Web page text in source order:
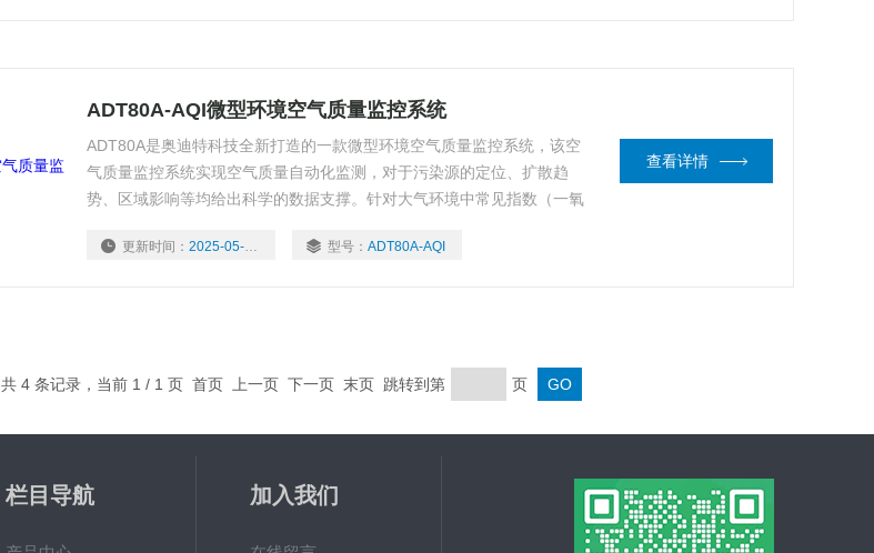
ADT80A-AQI微型环境空气质量监控系统
ADT80A是奥迪特科技全新打造的一款微型环境空气质量监控系统，该空
气质量监控系统实现空气质量自动化监测，对于污染源的定位、扩散趋
势、区域影响等均给出科学的数据支撑。针对大气环境中常见指数（一氧
度、湿度）进行实时数据采集，支持24小时在线监测
更新时间：2025-05-07 型号：ADT80A-AQI
查看详情
共 4 条记录，当前 1 / 1 页 首页 上一页 下一页 末页 跳转到第 页
栏目导航 加入我们